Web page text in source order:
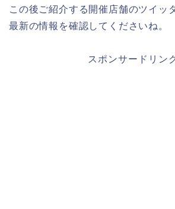
この後ご紹介する開催店舗のツイッ
最新の情報を確認してくださいね。
スポンサードリン